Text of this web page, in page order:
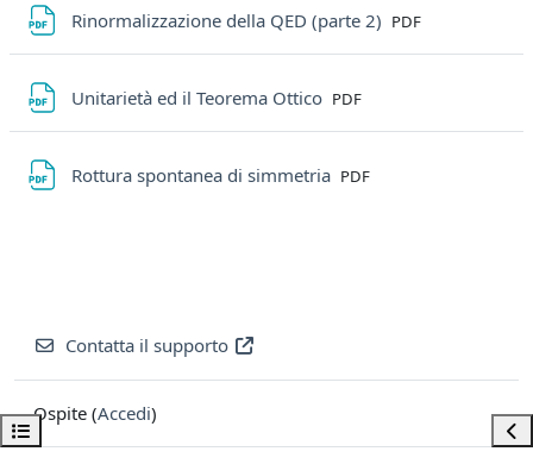
Apri indice del corso
Rinormalizzazione della QED (parte 2) File
PDF
Unitarietà ed il Teorema Ottico File
PDF
Rottura spontanea di simmetria File
PDF
Contatta il supporto
Ospite (Accedi)